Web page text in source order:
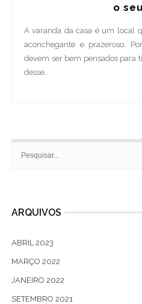
o seu
A varanda da casa é um local
aconchegante e prazeroso.
devem ser bem pensados para
desse...
ARQUIVOS
ABRIL 2023
MARÇO 2022
JANEIRO 2022
SETEMBRO 2021